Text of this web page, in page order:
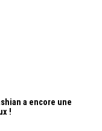
a encore une
!